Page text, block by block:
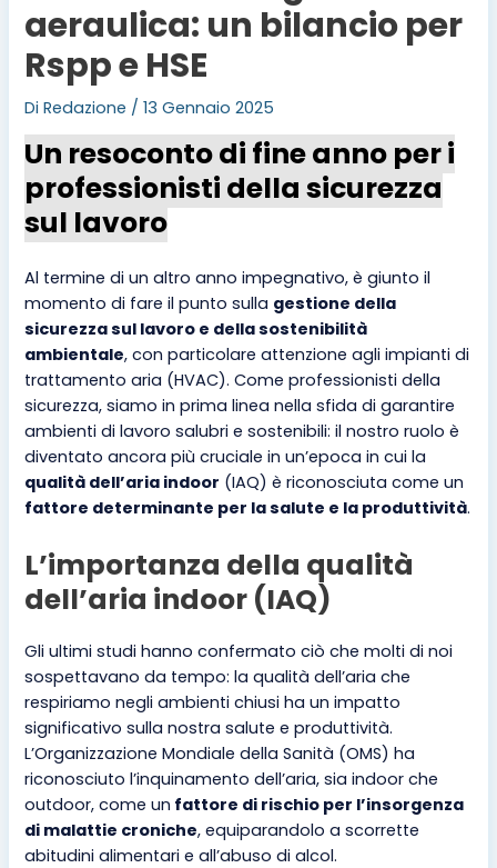
aeraulica: un bilancio per
Rspp e HSE
DiRedazione /13 Gennaio 2025
Un resoconto di fine anno per i
professionisti della sicurezza
sul lavoro
Al termine di un altro anno impegnativo, è giunto il
momento di fare il punto sulla gestione della
sicurezza sul lavoro e della sostenibilità
ambientale, con particolare attenzione agli impianti di
trattamento aria (HVAC). Come professionisti della
sicurezza, siamo in prima linea nella sfida di garantire
ambienti di lavoro salubri e sostenibili: il nostro ruolo è
diventato ancora più cruciale in un’epoca in cui la
qualità dell’aria indoor (IAQ) è riconosciuta come un
fattore determinante per la salute e la produttività.
L’importanza della qualità
dell’aria indoor (IAQ)
Gli ultimi studi hanno confermato ciò che molti di noi
sospettavano da tempo: la qualità dell’aria che
respiriamo negli ambienti chiusi ha un impatto
significativo sulla nostra salute e produttività.
L’Organizzazione Mondiale della Sanità (OMS) ha
riconosciuto l’inquinamento dell’aria, sia indoor che
outdoor, come un fattore di rischio per l’insorgenza
di malattie croniche, equiparandolo a scorrette
abitudini alimentari e all’abuso di alcol.